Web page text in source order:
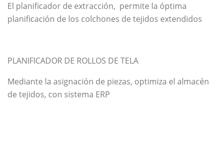
El planificador de extracción, permite la óptima
planificación de los colchones de tejidos extendidos
PLANIFICADOR DE ROLLOS DE TELA
Mediante la asignación de piezas, optimiza el almacén
de tejidos, con sistema ERP